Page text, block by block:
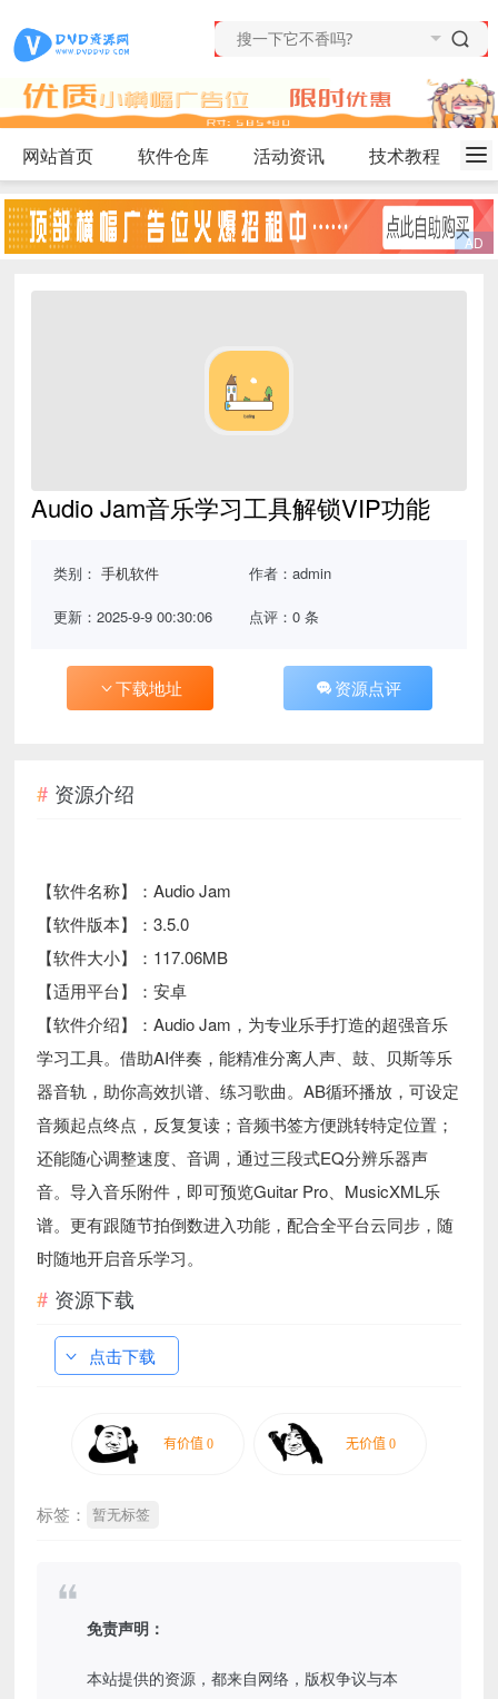
网站首页 软件仓库 活动资讯 技术教程
Audio Jam音乐学习工具解锁VIP功能
类别：手机软件 作者：admin
更新：2025-9-9 00:30:06 点评：0 条
下载地址 资源点评
资源介绍
【软件名称】：Audio Jam
【软件版本】：3.5.0
【软件大小】：117.06MB
【适用平台】：安卓
【软件介绍】：Audio Jam，为专业乐手打造的超强音乐
学习工具。借助AI伴奏，能精准分离人声、鼓、贝斯等乐
器音轨，助你高效扒谱、练习歌曲。AB循环播放，可设定
音频起点终点，反复复读；音频书签方便跳转特定位置；
还能随心调整速度、音调，通过三段式EQ分辨乐器声
音。导入音乐附件，即可预览Guitar Pro、MusicXML乐
谱。更有跟随节拍倒数进入功能，配合全平台云同步，随
时随地开启音乐学习。
资源下载
点击下载
标签： 暂无标签
免责声明：
本站提供的资源，都来自网络，版权争议与本